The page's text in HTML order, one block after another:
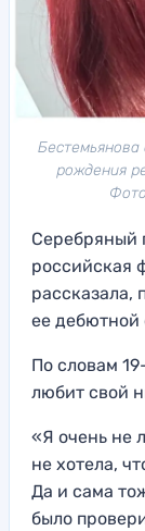
рождения
Серебряный
российская
рассказала,
ее дебютной
По словам
любит свой
«Я очень не
не хотела,
Да и сама
было